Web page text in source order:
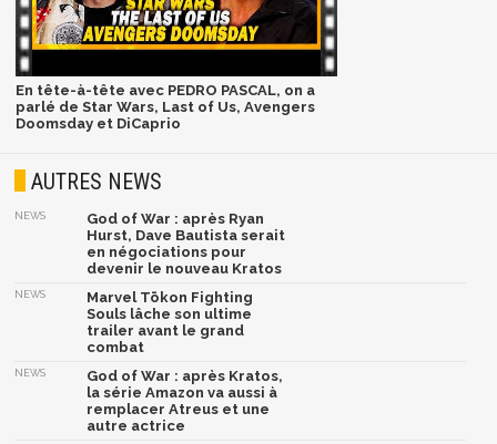
En tête-à-tête avec PEDRO PASCAL, on a
parlé de Star Wars, Last of Us, Avengers
Doomsday et DiCaprio
AUTRES NEWS
NEWS
God of War : après Ryan
Hurst, Dave Bautista serait
en négociations pour
devenir le nouveau Kratos
NEWS
Marvel Tōkon Fighting
Souls lâche son ultime
trailer avant le grand
combat
NEWS
God of War : après Kratos,
la série Amazon va aussi à
remplacer Atreus et une
autre actrice